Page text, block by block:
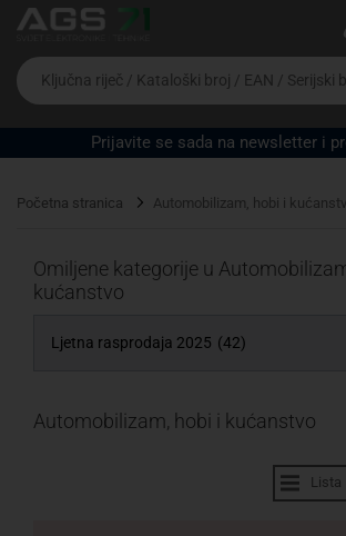
Ova postavka prilagođava
cijene vašim potrebama.
Da
biste
potražili
proizvod,
unesite
riječ,
EAN
serijski
Prijavite se sada na newsletter i
Početna stranica Automobilizam, hobi i
Omiljene kategorije u
kućanstvo
Ljetna rasprodaja 2025 (42)
Lista
Automobilizam, hobi i kućanstvo